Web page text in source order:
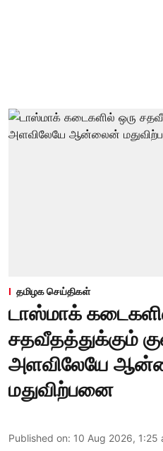
தமிழக செய்திகள்
டாஸ்மாக்
சதவீதத்துக்கும்
அளவிலேயே
மதுவிற்பனை
Published on: 10 Aug 2026, 1:25